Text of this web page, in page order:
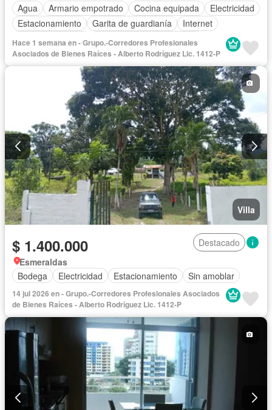
Agua
Armario empotrado Cocina equipada
Electricidad
Estacionamiento
Garita de guardianía
Internet
Vista panorámica
Completamente amoblado
Hace 1 semana en - Grupo.-Corredores Profesionales
Asociados de Bienes Raíces - Alberto Rodríguez Lic. 1412-P
Villa
$ 1.400.000
Destacado
Esmeraldas
Bodega
Electricidad Estacionamiento Sin amoblar
14 jul 2026 en - Grupo.-Corredores Profesionales Asociados
de Bienes Raíces - Alberto Rodríguez Lic. 1412-P